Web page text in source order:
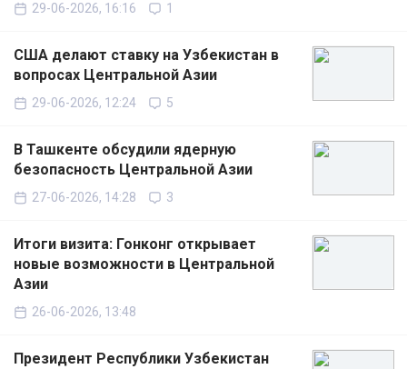
29-06-2026, 16:16 1
США делают ставку на Узбекистан в
вопросах Центральной Азии
29-06-2026, 12:24 5
В Ташкенте обсудили ядерную
безопасность Центральной Азии
27-06-2026, 14:28 3
Итоги визита: Гонконг открывает
новые возможности в Центральной
Азии
26-06-2026, 13:48
Президент Республики Узбекистан